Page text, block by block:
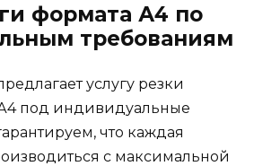
формата А4 по
требованиям
услугу резки
под индивидуальные
что каждая
с максимальной